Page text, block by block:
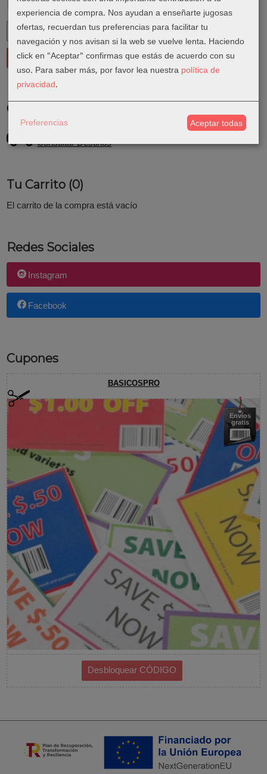
Marcas
Costes de Envío
GRATIS *
Consultar Destinos
Tu Carrito (0)
El carrito de la compra está vacío
Redes Sociales
Instagram
Facebook
Cupones
BASICOSPRO
Envíos
gratis
experiencia de compra. Nos ayudan a enseñarte jugosas
ofertas, recuerdan tus preferencias para facilitar tu
navegación y nos avisan si la web se vuelve lenta. Haciendo
click en "Aceptar" confirmas que estás de acuerdo con su
uso. Para saber más, por favor lea nuestra política de
privacidad.
Preferencias Aceptar todas